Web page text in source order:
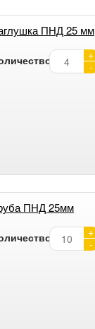
ПНД 25 мм
+
-
ПНД 25мм
+
-